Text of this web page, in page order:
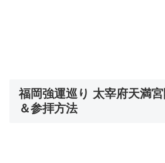
福岡強運巡り 太宰府天満
＆参拝方法